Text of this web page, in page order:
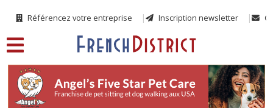
Référencez votre entreprise Inscription newsletter